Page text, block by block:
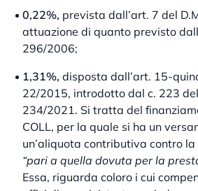
0,22%, prevista dall’art. 7 del
attuazione di quanto previsto
296/2006;
1,31%, disposta dall’art. 15-
22/2015, introdotto dal c. 223
234/2021. Si tratta del
COLL, per la quale si ha un
un’aliquota contributiva contro
“pari a quella dovuta per la
Essa, riguarda coloro i cui